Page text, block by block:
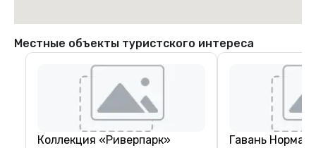
Местные объекты туристского интереса
Коллекция «Риверпарк»
Гавань